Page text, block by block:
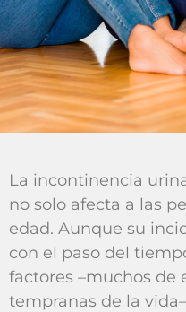
La incontinencia
no solo afecta a las
edad. Aunque su
con el paso del
factores –muchos de
tempranas de la